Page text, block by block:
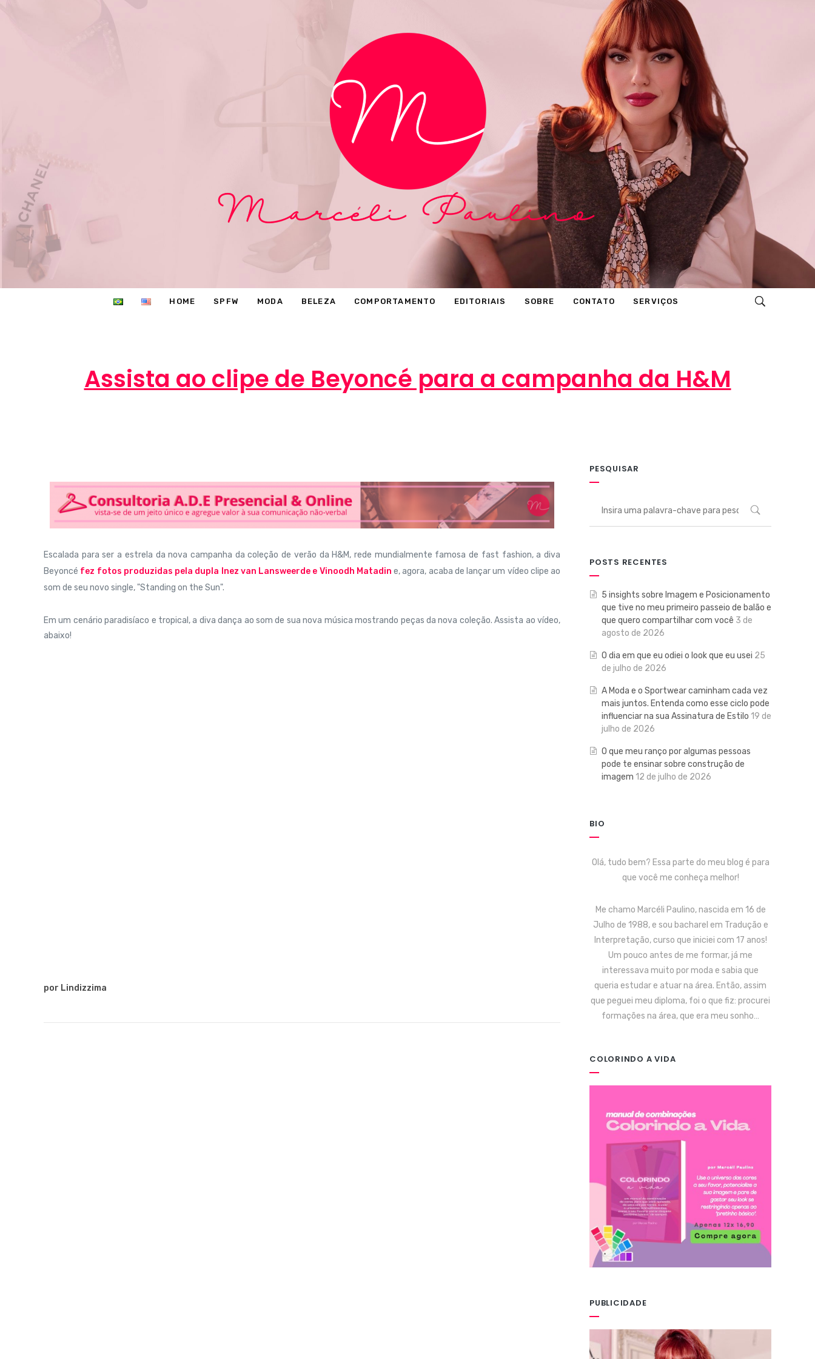
HOME SPFW MODA BELEZA COMPORTAMENTO EDITORIAIS SOBRE CONTATO SERVIÇOS
Assista ao clipe de Beyoncé para a campanha da H&M
Escalada para ser a estrela da nova campanha da coleção de verão da H&M, rede mundialmente famosa de fast fashion, a diva
Beyoncé fez fotos produzidas pela dupla Inez van Lansweerde e Vinoodh Matadin e, agora, acaba de lançar um vídeo clipe ao
som de seu novo single, "Standing on the Sun".
Em um cenário paradisíaco e tropical, a diva dança ao som de sua nova música mostrando peças da nova coleção. Assista ao vídeo,
abaixo!
por Lindizzima
PESQUISAR
POSTS RECENTES
5 insights sobre Imagem e Posicionamento
que tive no meu primeiro passeio de balão e
que quero compartilhar com você 3 de
agosto de 2026
O dia em que eu odiei o look que eu usei 25
de julho de 2026
A Moda e o Sportwear caminham cada vez
mais juntos. Entenda como esse ciclo pode
influenciar na sua Assinatura de Estilo 19 de
julho de 2026
O que meu ranço por algumas pessoas
pode te ensinar sobre construção de
imagem 12 de julho de 2026
BIO
Olá, tudo bem? Essa parte do meu blog é para
que você me conheça melhor!
Me chamo Marcéli Paulino, nascida em 16 de
Julho de 1988, e sou bacharel em Tradução e
Interpretação, curso que iniciei com 17 anos!
Um pouco antes de me formar, já me
interessava muito por moda e sabia que
queria estudar e atuar na área. Então, assim
que peguei meu diploma, foi o que fiz: procurei
formações na área, que era meu sonho…
COLORINDO A VIDA
PUBLICIDADE